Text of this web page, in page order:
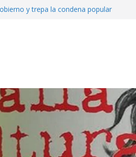
y trepa la condena popular
completo en la semana de la
de la Patria